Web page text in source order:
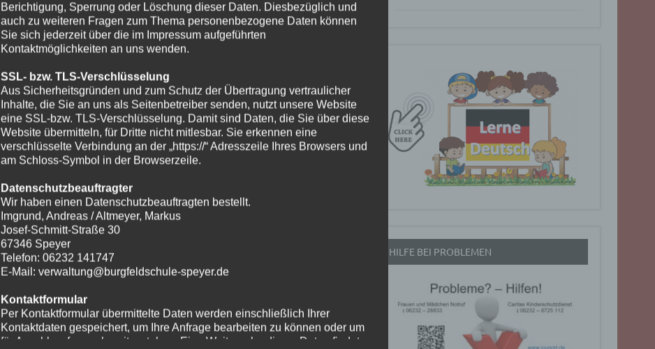
HILFE BEI PROBLEMEN
Berichtigung, Sperrung oder Löschung dieser Daten. Diesbezüglich und
auch zu weiteren Fragen zum Thema personenbezogene Daten können
Sie sich jederzeit über die im Impressum aufgeführten
Kontaktmöglichkeiten an uns wenden.
SSL- bzw. TLS-Verschlüsselung
Aus Sicherheitsgründen und zum Schutz der Übertragung vertraulicher
Inhalte, die Sie an uns als Seitenbetreiber senden, nutzt unsere Website
eine SSL-bzw. TLS-Verschlüsselung. Damit sind Daten, die Sie über diese
Website übermitteln, für Dritte nicht mitlesbar. Sie erkennen eine
verschlüsselte Verbindung an der „https://“ Adresszeile Ihres Browsers und
am Schloss-Symbol in der Browserzeile.
Datenschutzbeauftragter
Wir haben einen Datenschutzbeauftragten bestellt.
Imgrund, Andreas / Altmeyer, Markus
Josef-Schmitt-Straße 30
67346 Speyer
Telefon: 06232 141747
E-Mail: verwaltung@burgfeldschule-speyer.de
Kontaktformular
Per Kontaktformular übermittelte Daten werden einschließlich Ihrer
Kontaktdaten gespeichert, um Ihre Anfrage bearbeiten zu können oder um
für Anschlussfragen bereitzustehen. Eine Weitergabe dieser Daten findet